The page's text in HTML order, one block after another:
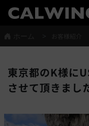
東京都のK様に
させて頂きまし